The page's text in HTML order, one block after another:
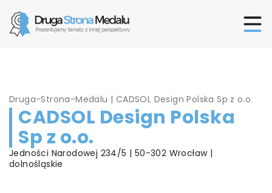
Druga-Strona-Medalu | CADSOL Design Polska Sp z o.o.
CADSOL Design Polska
Sp z o.o.
Jedności Narodowej 234/5 | 50-302 Wrocław |
dolnośląskie